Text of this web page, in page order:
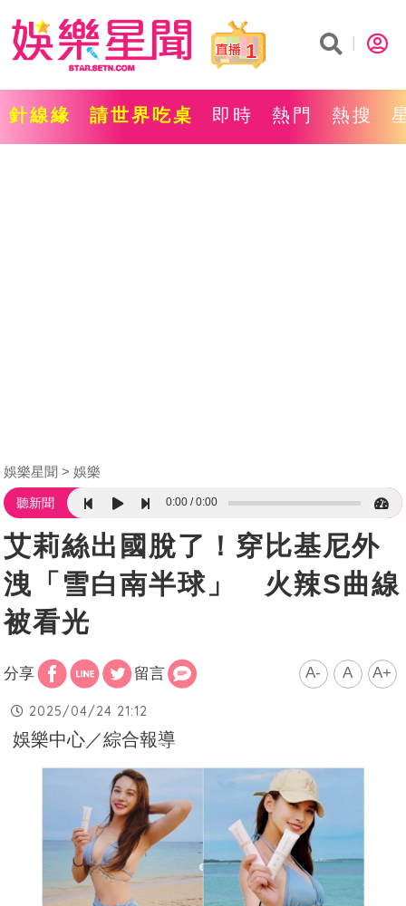
1
針線緣 請世界吃桌 即時 熱門 熱搜
娛樂星聞 娛樂
聽新聞 0:00 0:00
艾莉絲出國脫了！穿比基尼外
洩「雪白南半球」 火辣S曲線
被看光
分享 留言 A- A A+
2025/04/24 21:12
娛樂中心／綜合報導